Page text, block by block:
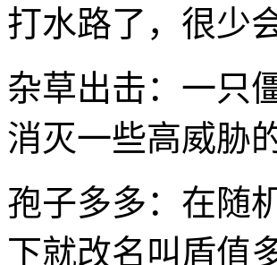
打水路了，很少
杂草出击：一只
消灭一些高威胁
孢子多多：在随
下就改名叫盾值